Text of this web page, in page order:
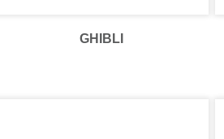
GHIBLI